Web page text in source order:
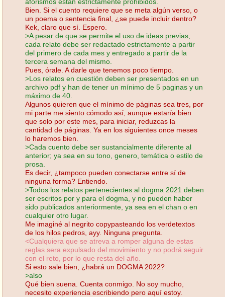
Bien. Si el cuento requiere que se meta algún verso, o
un poema o sentencia final, ¿se puede incluir dentro?
Kek, claro que sí. Espero.
>A pesar de que se permite el uso de ideas previas,
cada relato debe ser redactado estrictamente a partir
del primero de cada mes y entregado a partir de la
tercera semana del mismo.
Pues, órale. A darle que tenemos poco tiempo.
>Los relatos en cuestión deben ser presentados en un
archivo pdf y han de tener un mínimo de 5 paginas y un
máximo de 40.
Algunos quieren que el mínimo de páginas sea tres, por
mi parte me siento cómodo así, aunque estaría bien
que solo por este mes, para iniciar, reduzcas la
cantidad de páginas. Ya en los siguientes once meses
lo haremos bien.
>Cada cuento debe ser sustancialmente diferente al
anterior; ya sea en su tono, genero, temática o estilo de
prosa.
Es decir, ¿tampoco pueden conectarse entre sí de
ninguna forma? Entiendo.
>Todos los relatos pertenecientes al dogma 2021 deben
ser escritos por y para el dogma, y no pueden haber
sido publicados anteriormente, ya sea en el chan o en
cualquier otro lugar.
Me imaginé al negrito copypasteando los verdetextos
de los hilos pedros, ayy. Ninguna pregunta.
<Cualquiera que se atreva a romper alguna de estas
reglas sera expulsado del movimiento y no podrá seguir
con el reto, por lo que resta del año.
Si esto sale bien, ¿habrá un DOGMA 2022?
>also
Qué bien suena. Cuenta conmigo. No soy mucho,
necesito experiencia escribiendo pero aquí estoy.